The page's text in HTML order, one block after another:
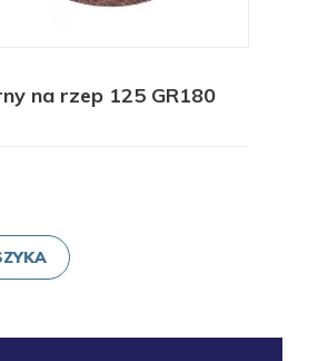
na rzep 125 GR180